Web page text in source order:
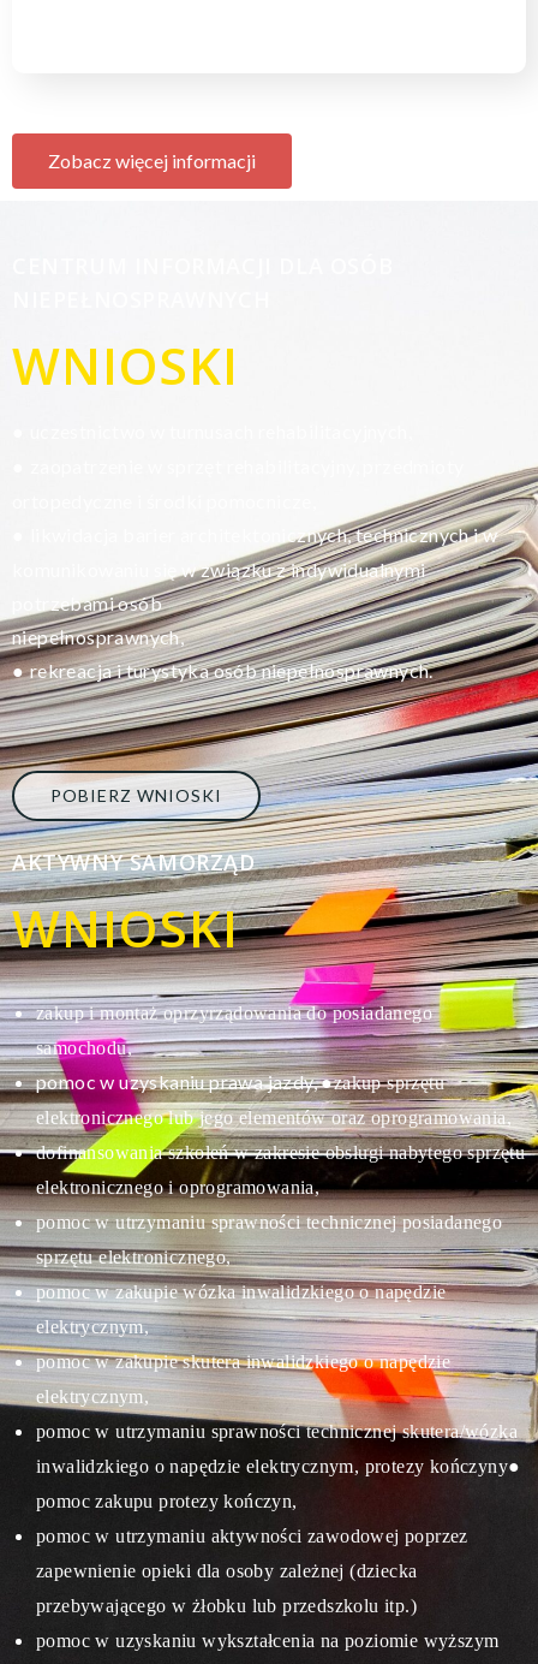
Zobacz więcej informacji
WNIOSKI
likwidacja barier architektonicznych, technicznych i w
komunikowaniu się w związku z indywidualnymi
potrzebami osób
niepełnosprawnych,
●rekreacja i turystyka osób niepełnosprawnych.
POBIERZ WNIOSKI
AKTYWNY SAMORZĄD
WNIOSKI
zakup i montaż oprzyrządowania do posiadanego
samochodu,
pomoc w uzyskaniu prawa jazdy,●zakup sprzętu
elektronicznego lub jego elementów oraz oprogramowania,
dofinansowania szkoleń w zakresie obsługi nabytego sprzętu
elektronicznego i oprogramowania,
pomoc w utrzymaniu sprawności technicznej posiadanego
sprzętu elektronicznego,
pomoc w zakupie wózka inwalidzkiego o napędzie
elektrycznym,
pomoc w zakupie skutera inwalidzkiego o napędzie
elektrycznym,
pomoc w utrzymaniu sprawności technicznej skutera/wózka
inwalidzkiego o napędzie elektrycznym, protezy kończyny●
pomoc zakupu protezy kończyn,
pomoc w utrzymaniu aktywności zawodowej poprzez
zapewnienie opieki dla osoby zależnej (dziecka
przebywającego w żłobku lub przedszkolu itp.)
pomoc w uzyskaniu wykształcenia na poziomie wyższym